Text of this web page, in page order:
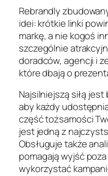
Rebrandly
idei: krótkie linki
markę, a nie kogoś
szczególnie
doradców, agencji i
które dbają o
Najsilniejszą siłą
aby każdy
część tożsamości
jest jedną z
Obsługuje także
pomagają wyjść
wykorzystać